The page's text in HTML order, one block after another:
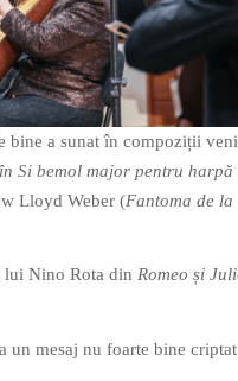
bine a sunat în compoziții
Si bemol major pentru harpă
Lloyd Weber (Fantoma de la
lui Nino Rota din Romeo și
un mesaj nu foarte bine